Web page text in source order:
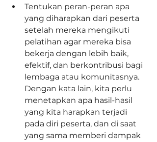
Tentukan peran-peran apa
yang diharapkan dari peserta
setelah mereka mengikuti
pelatihan agar mereka bisa
bekerja dengan lebih baik,
efektif, dan berkontribusi bagi
lembaga atau komunitasnya.
Dengan kata lain, kita perlu
menetapkan apa hasil-hasil
yang kita harapkan terjadi
pada diri peserta, dan di saat
yang sama memberi dampak